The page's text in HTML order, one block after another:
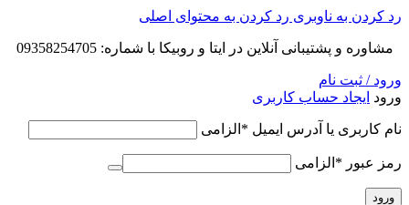
رد کردن به ناوبری رد کردن به محتوای اصلی
مشاوره و پشتیبانی آنلاین در ایتا و روبیکا با شماره: 09358254705
ورود / ثبت نام
ورود ایجاد حساب کاربری
نام کاربری یا آدرس ایمیل * الزامی
رمز عبور * الزامی
ورود